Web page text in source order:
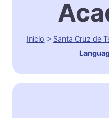
Inicio > Santa Cruz de